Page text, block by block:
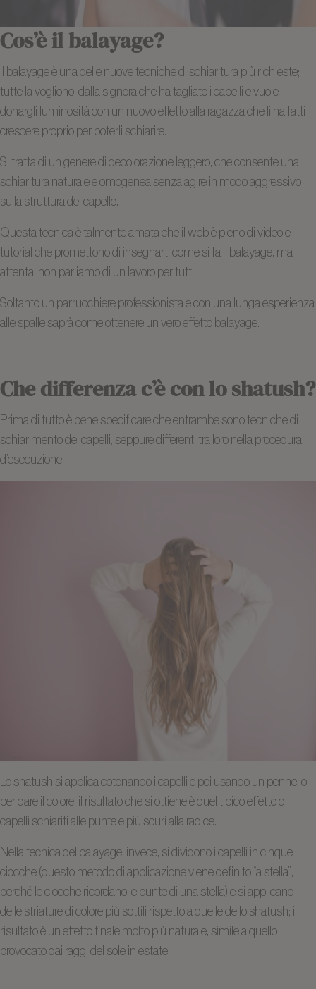
Cos’è il balayage?
Il balayage è una delle nuove tecniche di schiaritura più richieste;
tutte la vogliono, dalla signora che ha tagliato i capelli e vuole
donargli luminosità con un nuovo effetto alla ragazza che li ha fatti
crescere proprio per poterli schiarire.
Si tratta di un genere di decolorazione leggero, che consente una
schiaritura naturale e omogenea senza agire in modo aggressivo
sulla struttura del capello.
Questa tecnica è talmente amata che il web è pieno di video e
tutorial che promettono di insegnarti come si fa il balayage, ma
attenta; non parliamo di un lavoro per tutti!
Soltanto un parrucchiere professionista e con una lunga esperienza
alle spalle saprà come ottenere un vero effetto balayage.
Che differenza c’è con lo shatush?
Prima di tutto è bene specificare che entrambe sono tecniche di
schiarimento dei capelli, seppure differenti tra loro nella procedura
d’esecuzione.
Lo shatush si applica cotonando i capelli e poi usando un pennello
per dare il colore; il risultato che si ottiene è quel tipico effetto di
capelli schiariti alle punte e più scuri alla radice.
Nella tecnica del balayage, invece, si dividono i capelli in cinque
ciocche (questo metodo di applicazione viene definito “a stella”,
perché le ciocche ricordano le punte di una stella) e si applicano
delle striature di colore più sottili rispetto a quelle dello shatush; il
risultato è un effetto finale molto più naturale, simile a quello
provocato dai raggi del sole in estate.